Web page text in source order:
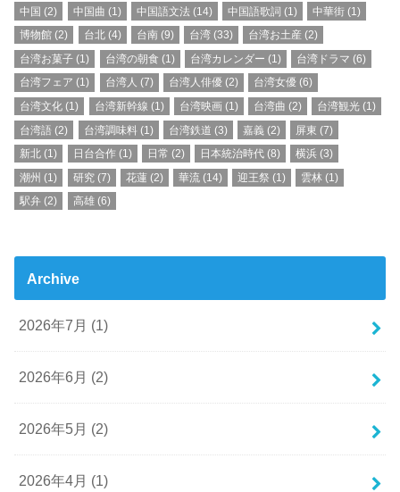
中国 (2) 中国曲 (1) 中国語文法 (14) 中国語歌詞 (1) 中華街 (1)
博物館 (2) 台北(4) 台南 (9) 台湾 (33) 台湾お土産 (2)
台湾お菓子 (1) 台湾の朝食 (1) 台湾カレンダー (1) 台湾ドラマ (6)
台湾フェア (1) 台湾人 (7) 台湾人俳優(2) 台湾女優 (6)
台湾文化 (1) 台湾新幹線 (1) 台湾映画(1) 台湾曲 (2) 台湾観光 (1)
台湾語 (2) 台湾調味料 (1) 台湾鉄道 (3) 嘉義 (2) 屏東 (7)
新北 (1) 日台合作 (1) 日常 (2) 日本統治時代 (8) 横浜 (3)
潮州 (1) 研究(7) 花蓮(2) 華流 (14) 迎王祭 (1) 雲林 (1)
駅弁 (2) 高雄(6)
Archive
2026年7月 (1)
2026年6月 (2)
2026年5月 (2)
2026年4月 (1)